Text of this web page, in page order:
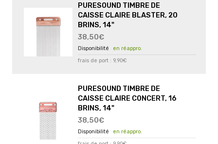
PURESOUND TIMBRE DE
CAISSE CLAIRE BLASTER, 20
BRINS, 14"
38,50€
en réappro.
frais de port : 9,90€
PURESOUND TIMBRE DE
CAISSE CLAIRE CONCERT, 16
BRINS, 14"
38,50€
en réappro.